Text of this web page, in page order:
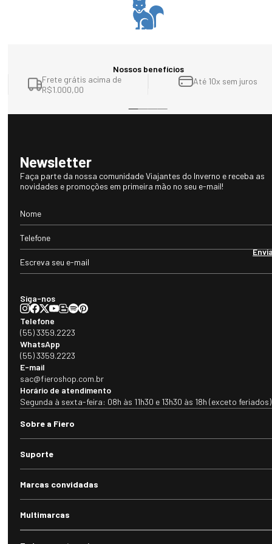
Nossos benefícios
Frete grátis acima de
R$1.000,00
Até 10x sem juros
Newsletter
Faça parte da nossa comunidade Viajantes do Inverno e receba as
novidades e promoções em primeira mão no seu e-mail!
Siga-nos
Telefone
(55) 3359.2223
WhatsApp
(55) 3359.2223
E-mail
sac@fieroshop.com.br
Horário de atendimento
Segunda à sexta-feira: 08h às 11h30 e 13h30 às 18h (exceto feriados)
Sobre a Fiero
Suporte
Marcas convidadas
Multimarcas